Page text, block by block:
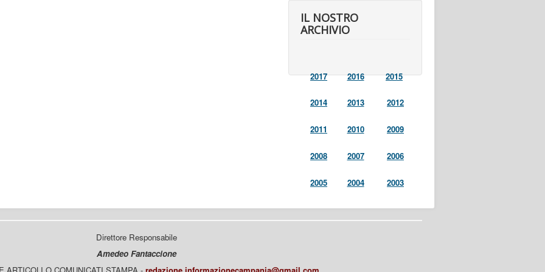
IL NOSTRO
ARCHIVIO
2017 2016 2015
2014 2013 2012
2011 2010 2009
2008 2007 2006
2005 2004 2003
Direttore Responsabile
Amedeo Fantaccione